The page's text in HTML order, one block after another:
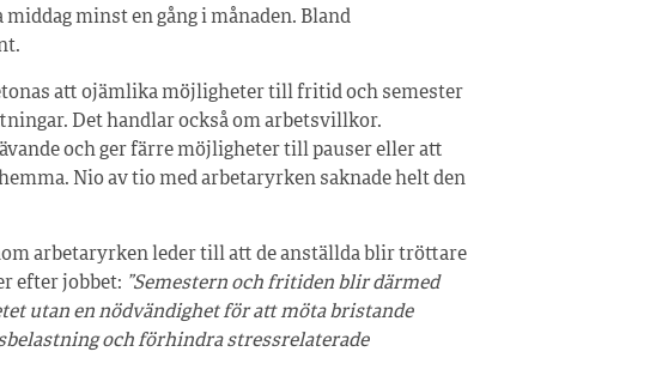
minst en gång i månaden. Bland
att ojämlika möjligheter till fritid och semester
Det handlar också om arbetsvillkor.
och ger färre möjligheter till pauser eller att
Nio av tio med arbetaryrken saknade helt den
arbetaryrken leder till att de anställda blir tröttare
efter jobbet: ”Semestern och fritiden blir därmed
utan en nödvändighet för att möta bristande
och förhindra stressrelaterade